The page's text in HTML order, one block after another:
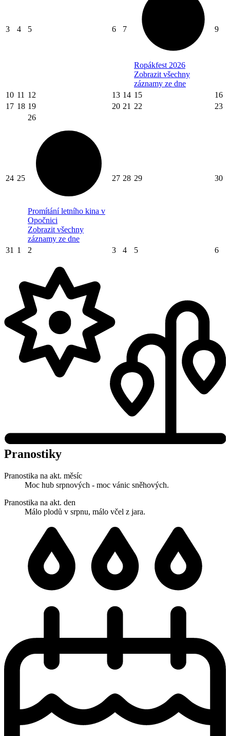
3 4 5 6 7
Ropákfest 2026
Zobrazit všechny
záznamy ze dne
9
10 11 12 13 14 15
16
17 18 19 20 21 22 23
24 25
26
Promítání letního kina v
Opočnici
Zobrazit všechny
záznamy ze dne
27 28 29 30
31 1 2 3 4 5 6
Pranostiky
Pranostika na akt. měsíc
Moc hub srpnových - moc vánic sněhových.
Pranostika na akt. den
Málo plodů v srpnu, málo včel z jara.